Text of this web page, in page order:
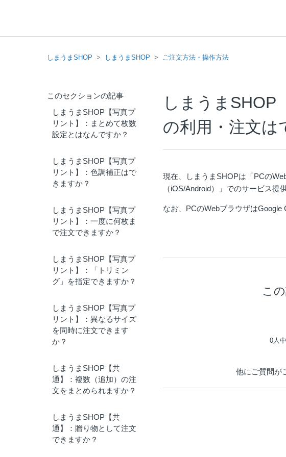
しまうまSHOP しまうまSHOP ご注文方法・操作方法
このセクションの記事
しまうまSHOP【写真プ
リント】：まとめて枚数
設定とはなんですか？
しまうまSHOP【写真プ
リント】：色調補正はで
きますか？
しまうまSHOP【写真プ
リント】：一度に何枚ま
で注文できますか？
しまうまSHOP【写真プ
リント】：「トリミン
グ」を指定できますか？
しまうまSHOP【写真プ
リント】：異なるサイズ
を同時に注文できます
か？
しまうまSHOP【共
通】：複数（追加）の注
文をまとめられますか？
しまうまSHOP【共
通】：贈り物として注文
できますか？
しまうまSHOP
の利用・注文は
現在、しまうまSHOPは「PCの
（iOS/Android）」でのサービス提
なお、PCのWebブラウザはGoogle
こ
0人
他にご質問が